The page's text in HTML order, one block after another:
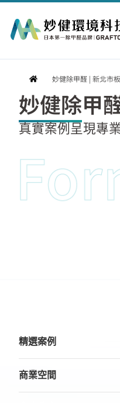
跳
要
妙健除甲醛 | 新北市
妙健除甲
真實案例呈現專
精選案例
商業空間